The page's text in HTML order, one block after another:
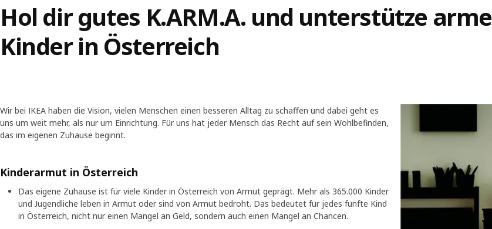
Hol dir gutes K.ARM.A. und unterstütze arme
Kinder in Österreich
Wir bei IKEA haben die Vision, vielen Menschen einen besseren Alltag zu schaffen und dabei geht es
uns um weit mehr, als nur um Einrichtung. Für uns hat jeder Mensch das Recht auf sein Wohlbefinden,
das im eigenen Zuhause beginnt.
Kinderarmut in Österreich
Das eigene Zuhause ist für viele Kinder in Österreich von Armut geprägt. Mehr als 365.000 Kinder
und Jugendliche leben in Armut oder sind von Armut bedroht. Das bedeutet für jedes fünfte Kind
in Österreich, nicht nur einen Mangel an Geld, sondern auch einen Mangel an Chancen.